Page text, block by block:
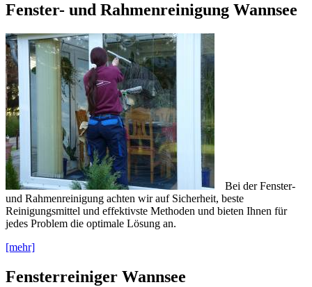
Fenster- und Rahmenreinigung Wannsee
Bei der Fenster-
und Rahmenreinigung achten wir auf Sicherheit, beste
Reinigungsmittel und effektivste Methoden und bieten Ihnen für
jedes Problem die optimale Lösung an.
[mehr]
Fensterreiniger Wannsee